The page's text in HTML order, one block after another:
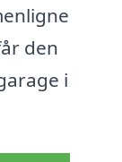
den
i